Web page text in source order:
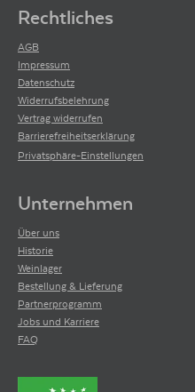
Rechtliches
AGB
Impressum
Datenschutz
Widerrufsbelehrung
Vertrag widerrufen
Barrierefreiheitserklärung
Privatsphäre-Einstellungen
Unternehmen
Über uns
Historie
Weinlager
Bestellung & Lieferung
Partnerprogramm
Jobs und Karriere
FAQ